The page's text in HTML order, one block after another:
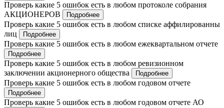
Проверь какие 5 ошибок есть в любом протоколе собрания
АКЦИОНЕРОВ
Подробнее
Проверь какие 5 ошибок есть в любом списке аффилированны
лиц
Подробнее
Проверь какие 5 ошибок есть в любом ежеквартальном отчете
Подробнее
Проверь какие 5 ошибок есть в любом ревизионном
заключении акционерного общества
Подробнее
Проверь какие 5 ошибок есть в любом годовом отчете
Подробнее
Проверь какие 5 ошибок есть в любом годовом отчете АО